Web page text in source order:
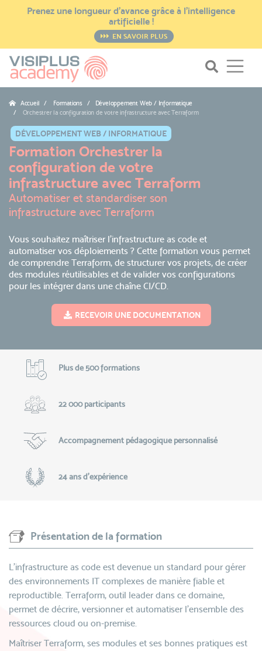
Prenez une longueur d’avance grâce à l’intelligence
artificielle !
EN SAVOIR PLUS
Accueil
Formations / Développement Web / Informatique
Orchestrer la configuration de votre infrastructure avec Terraform
DÉVELOPPEMENT WEB / INFORMATIQUE
Formation Orchestrer la
configuration de votre
infrastructure avec Terraform
Automatiser et standardiser son
infrastructure avec Terraform
Vous souhaitez maîtriser l’infrastructure as code et
automatiser vos déploiements ? Cette formation vous permet
de comprendre Terraform, de structurer vos projets, de créer
des modules réutilisables et de valider vos configurations
pour les intégrer dans une chaîne CI/CD.
RECEVOIR UNE DOCUMENTATION
Plus de 500 formations
22 000 participants
Accompagnement pédagogique personnalisé
24 ans d'expérience
Présentation de la formation
L’infrastructure as code est devenue un standard pour gérer
des environnements IT complexes de manière fiable et
reproductible. Terraform, outil leader dans ce domaine,
permet de décrire, versionner et automatiser l’ensemble des
ressources cloud ou on-premise.
Maîtriser Terraform, ses modules et ses bonnes pratiques est